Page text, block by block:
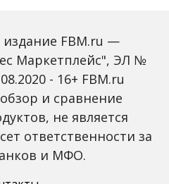
Россиян предупредили
мошенников на фоне
снижения ключевой
ставки
издание FBM.ru —
Маркетплейс", ЭЛ №
- 16+ FBM.ru
и сравнение
не является
ответственности за
и МФО.